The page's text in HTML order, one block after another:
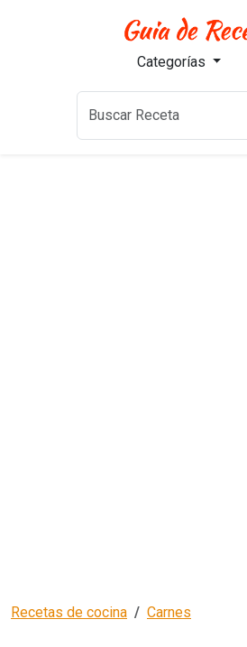
Categorías
Recetas de cocina Carnes